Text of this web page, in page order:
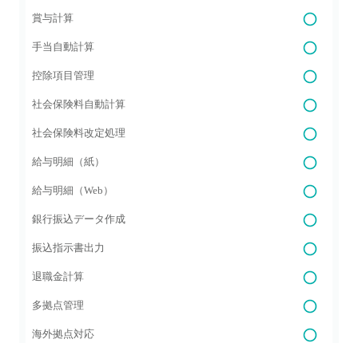
賞与計算
手当自動計算
控除項目管理
社会保険料自動計算
社会保険料改定処理
給与明細（紙）
給与明細（Web）
銀行振込データ作成
振込指示書出力
退職金計算
多拠点管理
海外拠点対応